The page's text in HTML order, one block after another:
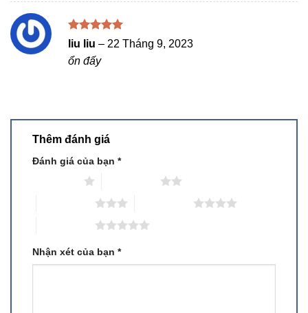
Được xếp
sao
liu liu – 22 Tháng 9, 2023
ổn đấy
Thêm đánh giá
Đánh giá của bạn *
Nhận xét của bạn *